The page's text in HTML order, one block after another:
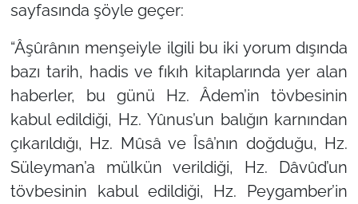
sayfasında şöyle geçer:
“Âşûrânın menşeiyle ilgili bu iki yorum dışında
bazı tarih, hadis ve fıkıh kitaplarında yer alan
haberler, bu günü Hz. Âdem’in tövbesinin
kabul edildiği, Hz. Yûnus’un balığın karnından
çıkarıldığı, Hz. Mûsâ ve Îsâ’nın doğduğu, Hz.
Süleyman’a mülkün verildiği, Hz. Dâvûd’un
tövbesinin kabul edildiği, Hz. Peygamber’in